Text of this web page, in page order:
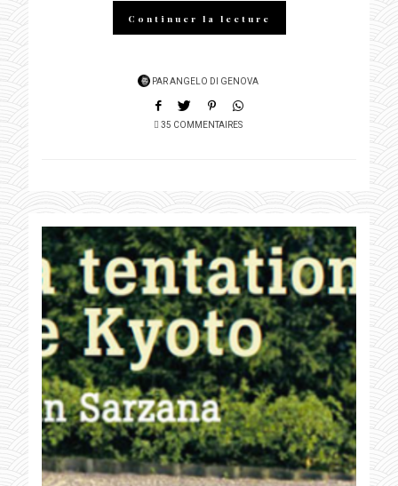
Continuer la lecture
PARANGELO DI GENOVA
35 COMMENTAIRES